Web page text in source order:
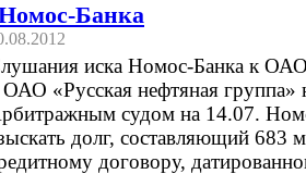
Банка
иска Номос-Банка к
«Русская нефтяная группа»
судом на 14.07.
долг, составляющий 683
договору,